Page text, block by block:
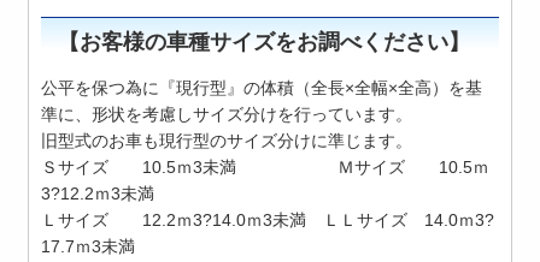
【お客様の車種サイズをお調べください】
公平を保つ為に『現行型』の体積（全長×全幅×全高）を基
準に、形状を考慮しサイズ分けを行っています。
旧型式のお車も現行型のサイズ分けに準じます。
Ｓサイズ 10.5ｍ3未満 Ｍサイズ 10.5ｍ
3?12.2ｍ3未満
Ｌサイズ 12.2ｍ3?14.0ｍ3未満 ＬＬサイズ 14.0ｍ3?
17.7ｍ3未満